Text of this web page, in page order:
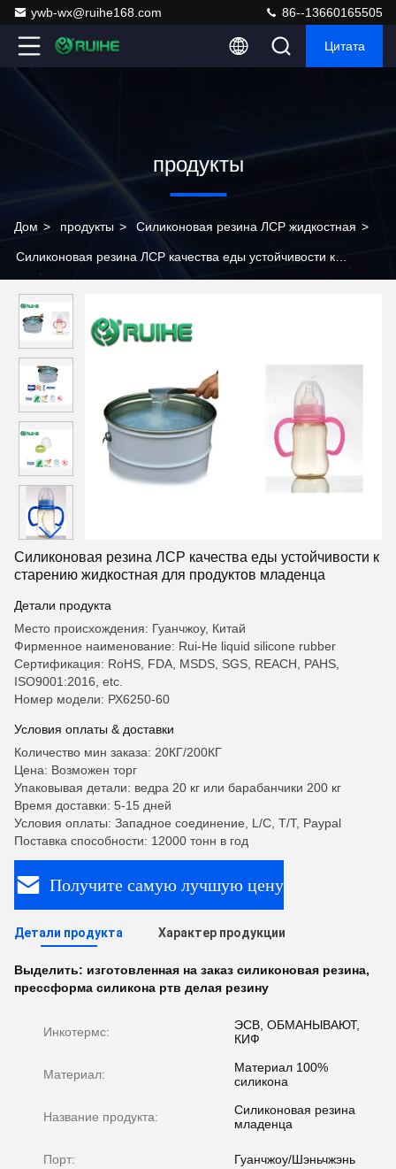
ywb-wx@ruihe168.com 86--13660165505
Цитата
продукты
Дом > продукты > Силиконовая резина ЛСР жидкостная >
Силиконовая резина ЛСР качества еды устойчивости к
Силиконовая резина ЛСР качества еды устойчивости к
старению жидкостная для продуктов младенца
Детали продукта
Место происхождения: Гуанчжоу, Китай
Фирменное наименование: Rui-He liquid silicone rubber
Сертификация: RoHS, FDA, MSDS, SGS, REACH, PAHS,
ISO9001:2016, etc.
Номер модели: РХ6250-60
Условия оплаты & доставки
Количество мин заказа: 20КГ/200КГ
Цена: Возможен торг
Упаковывая детали: ведра 20 кг или барабанчики 200 кг
Время доставки: 5-15 дней
Условия оплаты: Западное соединение, L/C, T/T, Paypal
Поставка способности: 12000 тонн в год
Получите самую лучшую цену
Детали продукта Характер продукции
Выделить: изготовленная на заказ силиконовая резина,
прессформа силикона ртв делая резину
Инкотермс:
ЭСВ, ОБМАНЫВАЮТ,
КИФ
Материал:
Материал 100%
силикона
Название продукта:
Силиконовая резина
младенца
Порт: Гуанчжоу/Шэньчжэнь